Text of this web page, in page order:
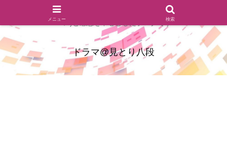
ドラマのシーンとセリフを切り取ったあらすじレビュー(復習ネタ
バレ)と感想を中心としたブログです
ドラマ@見とり八段
メニュー 検索